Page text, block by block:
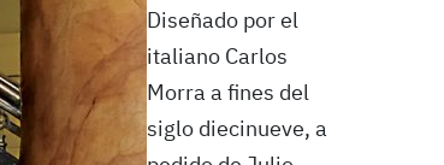
Diseñado por el
italiano Carlos
Morra a fines del
siglo diecinueve, a